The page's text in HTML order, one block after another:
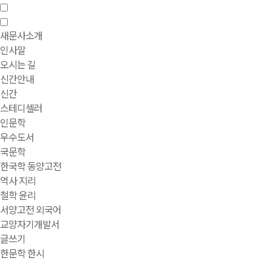
새문사소개
인사말
오시는 길
신간안내
신간
스테디셀러
인문학
우수도서
국문학
한국학 동양고전
역사 지리
철학 윤리
서양고전 외국어
교양자기개발서
글쓰기
한문학 한시